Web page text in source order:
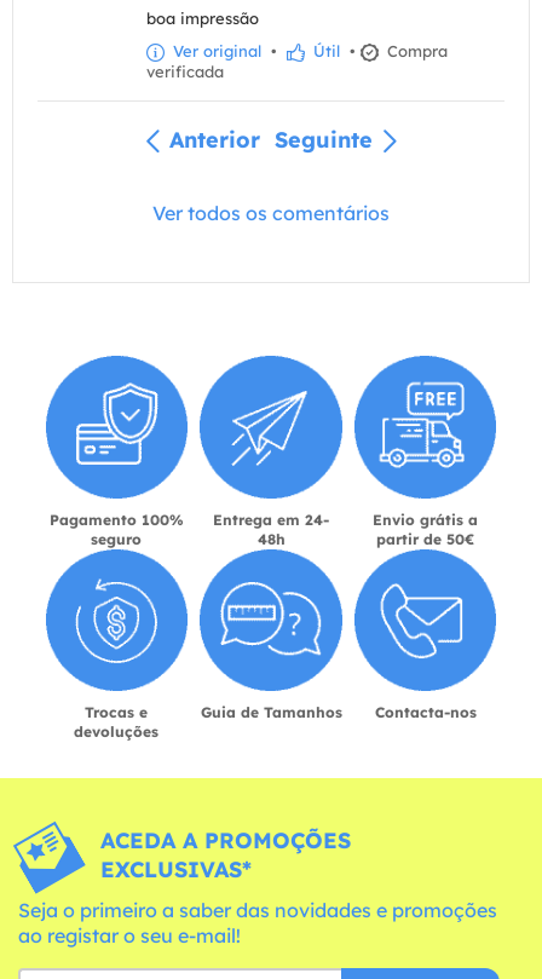
boa impressão
Ver original • Útil •
Compra
verificada
Anterior Seguinte
Ver todos os comentários
Pagamento 100%
seguro
Entrega em 24-
48h
Envio grátis a
partir de 50€
Trocas e
devoluções
Guia de Tamanhos Contacta-nos
ACEDA A PROMOÇÕES
EXCLUSIVAS*
Seja o primeiro a saber das novidades e promoções
ao registar o seu e-mail!